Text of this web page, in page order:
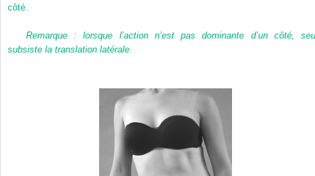
côté.
Remarque : lorsque l’action n’est pas dominante d’un côté,
subsiste la translation latérale.